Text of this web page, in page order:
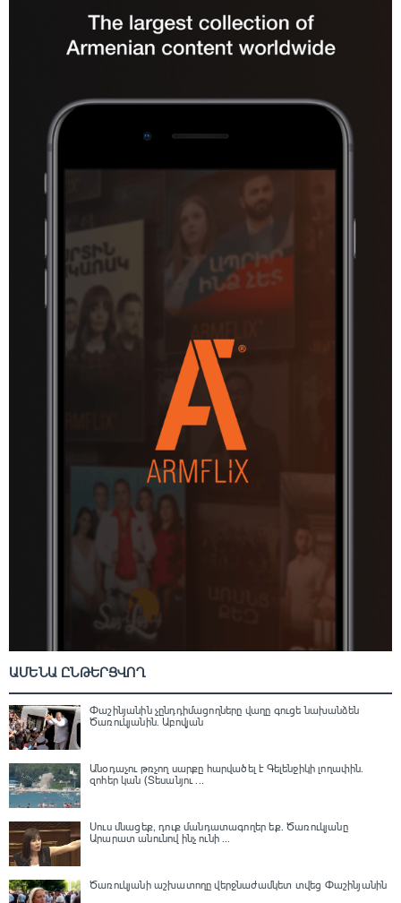
ԱՄԵՆԱ ԸՆԹԵՐՑՎՈՂ
Փաշինյանին չընդդիմացողները վաղը գուցե նախանձեն
Ծառուկյանին. Աբովյան
Անօդաչու թռչող սարքը հարվածել է Գելենջիկի լողափին.
զոհեր կան (Տեսանյու ...
Սուս մնացեք, դուք մանդատագողեր եք․ Ծառուկյանը
Արարատ անունով ինչ ունի ...
Ծառուկյանի աշխատողը վերջնաժամկետ տվեց Փաշինյանին